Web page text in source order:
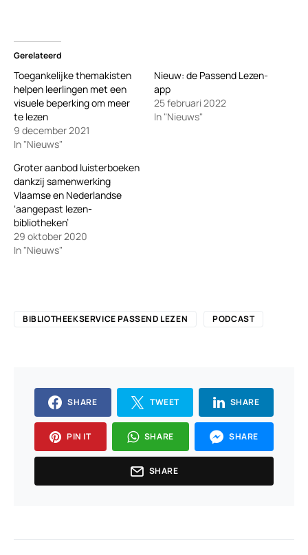
Gerelateerd
Toegankelijke themakisten
helpen leerlingen met een
visuele beperking om meer
te lezen
9 december 2021
In "Nieuws"
Nieuw: de Passend Lezen-
app
25 februari 2022
In "Nieuws"
Groter aanbod luisterboeken
dankzij samenwerking
Vlaamse en Nederlandse
‘aangepast lezen-
bibliotheken’
29 oktober 2020
In "Nieuws"
BIBLIOTHEEKSERVICE PASSEND LEZEN PODCAST
SHARE TWEET SHARE
PIN IT SHARE SHARE
SHARE